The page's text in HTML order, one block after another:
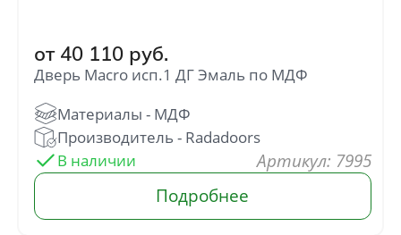
от 40 110 руб.
Дверь Macro исп.1 ДГ Эмаль по МДФ
: 7995